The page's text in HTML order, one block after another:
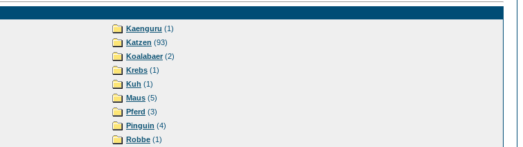
Kaenguru (1)
Katzen (93)
Koalabaer(2)
Krebs (1)
Kuh (1)
Maus (5)
Pferd (3)
Pinguin (4)
Robbe (1)